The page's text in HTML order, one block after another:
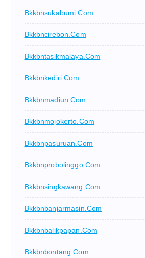
Bkkbnsukabumi.com
Bkkbncirebon.com
Bkkbntasikmalaya.com
Bkkbnkediri.com
Bkkbnmadiun.com
Bkkbnmojokerto.com
Bkkbnpasuruan.com
Bkkbnprobolinggo.com
Bkkbnsingkawang.com
Bkkbnbanjarmasin.com
Bkkbnbalikpapan.com
Bkkbnbontang.com